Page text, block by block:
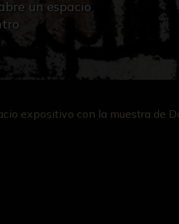
un espacio
expositivo con la muestra de